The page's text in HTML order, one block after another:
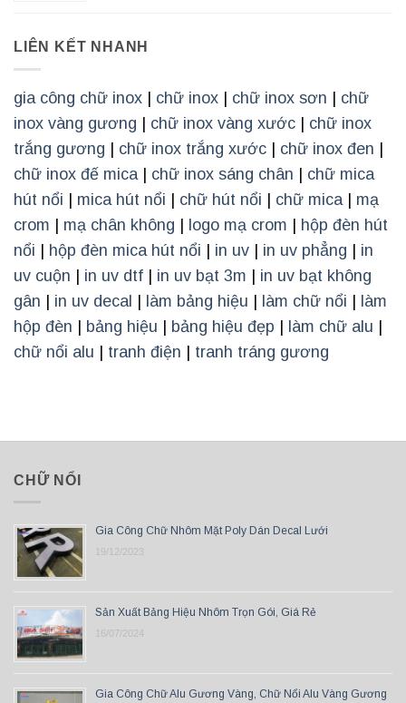
LIÊN KẾT NHANH
gia công chữ inox | chữ inox | chữ inox sơn | chữ
inox vàng gương | chữ inox vàng xước | chữ inox
trắng gương | chữ inox trắng xước | chữ inox đen |
chữ inox đế mica | chữ inox sáng chân | chữ mica
hút nổi | mica hút nổi | chữ hút nổi | chữ mica | mạ
crom | mạ chân không | logo mạ crom | hộp đèn hút
nổi | hộp đèn mica hút nổi | in uv | in uv phẳng | in
uv cuộn | in uv dtf | in uv bạt 3m | in uv bạt không
gân | in uv decal | làm bảng hiệu | làm chữ nổi | làm
hộp đèn | bảng hiệu | bảng hiệu đẹp | làm chữ alu |
chữ nổi alu | tranh điện | tranh tráng gương
CHỮ NỔI
Gia Công Chữ Nhôm Mặt Poly Dán Decal Lưới
19/12/2023
Sản Xuất Bảng Hiệu Nhôm Trọn Gói, Giá Rẻ
16/07/2024
Gia Công Chữ Alu Gương Vàng, Chữ Nổi Alu Vàng Gương